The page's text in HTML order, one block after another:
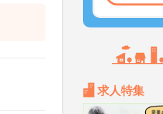
求人特集